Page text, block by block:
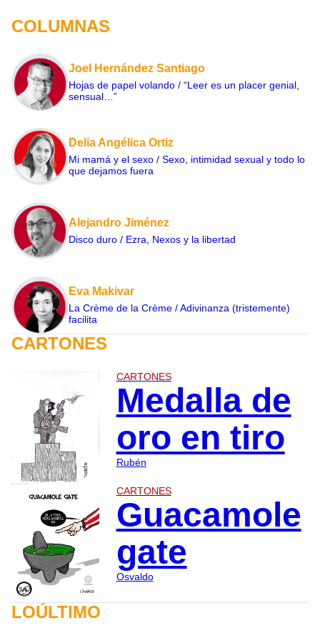
COLUMNAS
Joel Hernández Santiago
Hojas de papel volando / “Leer es un placer genial,
sensual…”
Delia Angélica Ortiz
Mi mamá y el sexo / Sexo, intimidad sexual y todo lo
que dejamos fuera
Alejandro Jiménez
Disco duro / Ezra, Nexos y la libertad
Eva Makivar
La Crème de la Crème / Adivinanza (tristemente)
facilita
CARTONES
CARTONES
Medalla de
oro en tiro
Rubén
CARTONES
Guacamole
gate
Osvaldo
LOÚLTIMO